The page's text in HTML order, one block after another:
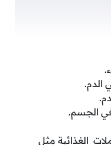
الدم.
الجسم.
الغذائية مثل